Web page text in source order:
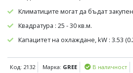
Климатиците могат да бъдат
Квадратура : 25 - 30 кв.м.
Капацитет на охлаждане, kW : 3.53
Консумирана мощност: охлаждане,
Код: 2132 Марка: GREE В наличност